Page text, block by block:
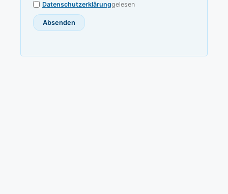
Datenschutzerklärunggelesen